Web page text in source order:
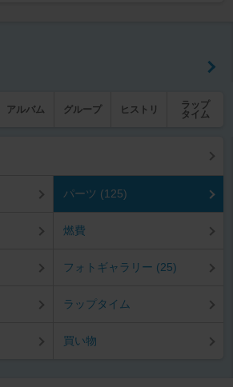
アルバム グループ ヒストリ
ラップ
タイム
パーツ (125)
燃費
フォトギャラリー (25)
ラップタイム
買い物